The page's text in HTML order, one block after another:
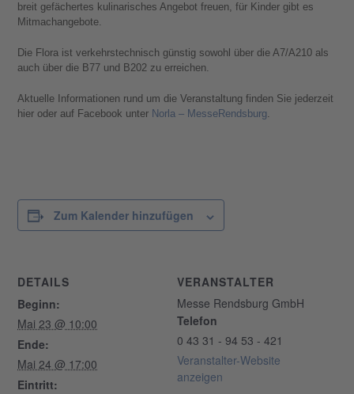
breit gefächertes kulinarisches Angebot freuen, für Kinder gibt es
Mitmachangebote.
Die Flora ist verkehrstechnisch günstig sowohl über die A7/A210 als
auch über die B77 und B202 zu erreichen.
Aktuelle Informationen rund um die Veranstaltung finden Sie jederzeit
hier oder auf Facebook unter Norla – MesseRendsburg.
Zum Kalender hinzufügen
DETAILS
Beginn:
Mai 23 @ 10:00
Ende:
Mai 24 @ 17:00
Eintritt:
VERANSTALTER
Messe Rendsburg GmbH
Telefon
0 43 31 - 94 53 - 421
Veranstalter-Website
anzeigen